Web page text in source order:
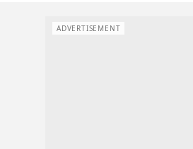
ADVERTISEMENT